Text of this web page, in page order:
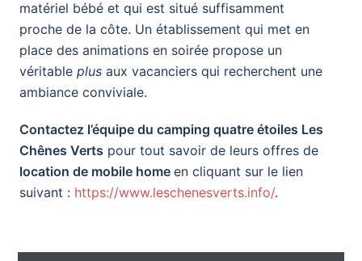
matériel bébé et qui est situé suffisamment
proche de la côte. Un établissement qui met en
place des animations en soirée propose un
véritableplus aux vacanciers qui recherchent une
ambiance conviviale.
Contactez l’équipe du camping quatre étoiles Les
Chênes Verts pour tout savoir de leurs offres de
location de mobile homeen cliquant sur le lien
suivant : https://www.leschenesverts.info/.